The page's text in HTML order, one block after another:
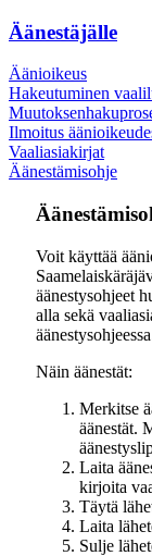
Äänestäjälle
Äänioikeus
Hakeutuminen
Ilmoitus
Vaaliasiakirjat
Äänestämisohje
Voit käyttää
äänestysohjeet
alla sekä
Näin äänestät:
Merkitse
äänestät.
Laita
kirjoita
Täytä
Laita
Sulje